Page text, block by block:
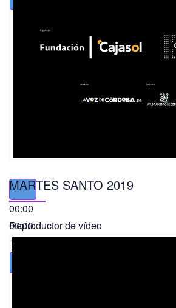
00:00
00:00
11:56
MARTES SANTO 2019
Reproductor de vídeo